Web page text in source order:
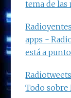
tema de las
apps -
está a
Todo sobre